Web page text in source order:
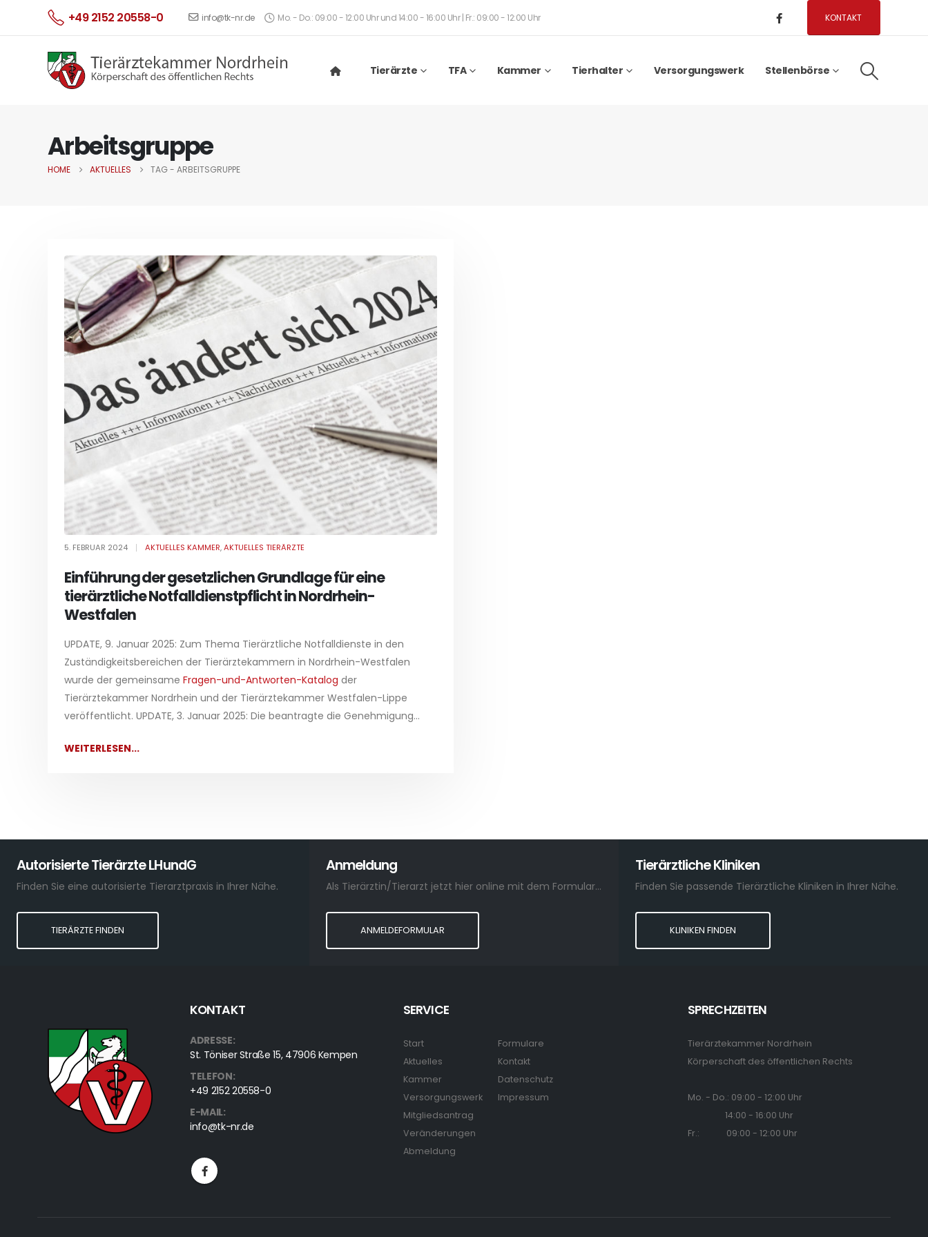
+49 2152 20558-0 info@tk-nr.de Mo. - Do.: 09:00 - 12:00 Uhr und 14:00 - 16:00 Uhr | Fr.: 09:00 - 12:00 Uhr KONTAKT
Tierärzte TFA Kammer Tierhalter Versorgungswerk Stellenbörse
Arbeitsgruppe
HOME AKTUELLES TAG - ARBEITSGRUPPE
5. FEBRUAR 2024 AKTUELLES KAMMER,AKTUELLES TIERÄRZTE
Einführung der gesetzlichen Grundlage für eine
tierärztliche Notfalldienstpflicht in Nordrhein-
Westfalen
UPDATE, 9. Januar 2025: Zum Thema Tierärztliche Notfalldienste in den
Zuständigkeitsbereichen der Tierärztekammern in Nordrhein-Westfalen
wurde der gemeinsame Fragen-und-Antworten-Katalog der
Tierärztekammer Nordrhein und der Tierärztekammer Westfalen-Lippe
veröffentlicht. UPDATE, 3. Januar 2025: Die beantragte die Genehmigung...
WEITERLESEN...
Autorisierte Tierärzte LHundG
Finden Sie eine autorisierte Tierarztpraxis in Ihrer Nähe.
TIERÄRZTE FINDEN
Anmeldung
Als Tierärztin/Tierarzt jetzt hier online mit dem Formular anmelden.
ANMELDEFORMULAR
Tierärztliche Kliniken
Finden Sie passende Tierärztliche Kliniken in Ihrer Nähe.
KLINIKEN FINDEN
KONTAKT
ADRESSE:
St. Töniser Straße 15, 47906 Kempen
TELEFON:
+49 2152 20558-0
E-MAIL:
info@tk-nr.de
SERVICE
Start
Aktuelles
Kammer
Versorgungswerk
Mitgliedsantrag
Veränderungen
Abmeldung
Formulare
Kontakt
Datenschutz
Impressum
SPRECHZEITEN
Tierärztekammer Nordrhein
Körperschaft des öffentlichen Rechts
Mo. - Do.: 09:00 - 12:00 Uhr
14:00 - 16:00 Uhr
Fr.: 09:00 - 12:00 Uhr